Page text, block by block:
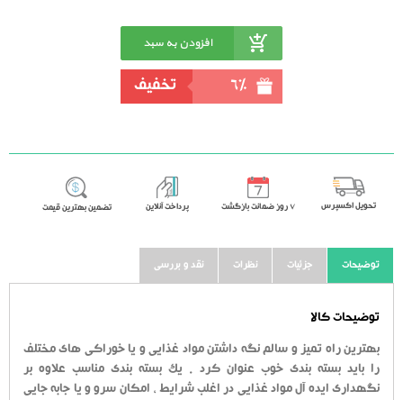
افزودن به سبد
خرید
6% تخفیف
تحویل اکسپرس ٧ روز ضمانت بازگشت پرداخت آنلاین تضمین بهترین قیمت
توضیحات جزئیات نظرات نقد و بررسی
توضیحات کالا
بهترین راه تمیز و سالم نگه داشتن مواد غذایی و یا خوراکی های مختلف
را باید بسته بندی خوب عنوان کرد . یک بسته بندی مناسب علاوه بر
نگهداری ایده آل مواد غذایی در اغلب شرایط ، امکان سرو و یا جابه جایی